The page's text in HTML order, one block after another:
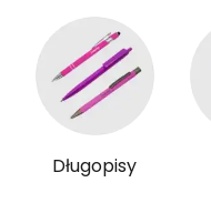
Długopisy